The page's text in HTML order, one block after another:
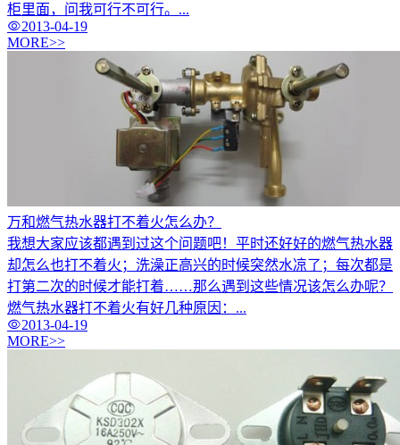
柜里面，问我可行不可行。...
2013-04-19
MORE>>
万和燃气热水器打不着火怎么办？
我想大家应该都遇到过这个问题吧！平时还好好的燃气热水器
却怎么也打不着火；洗澡正高兴的时候突然水凉了；每次都是
打第二次的时候才能打着……那么遇到这些情况该怎么办呢？
燃气热水器打不着火有好几种原因：...
2013-04-19
MORE>>